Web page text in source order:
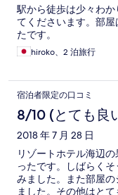
駅から徒歩は少々わ
てくださいます。部
たです。
hiroko、2 泊旅行
宿泊者限定の口コミ
8/10 (とても良
2018 年 7 月 28 日
リゾートホテル海辺
ったです。しばらく
みました。また部屋
ました。その他はとて